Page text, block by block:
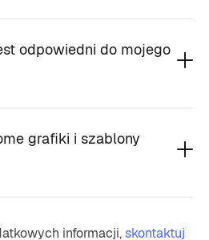
odpowiedni do mojego
grafiki i szablony
informacji,skontaktuj